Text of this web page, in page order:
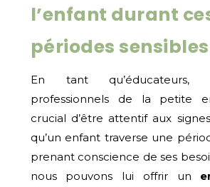
l’enfant durant
périodes sensibles
En tant qu’éducateurs,
professionnels de la petite
crucial d’être attentif aux
qu’un enfant traverse une
prenant conscience de ses
nous pouvons lui offrir un